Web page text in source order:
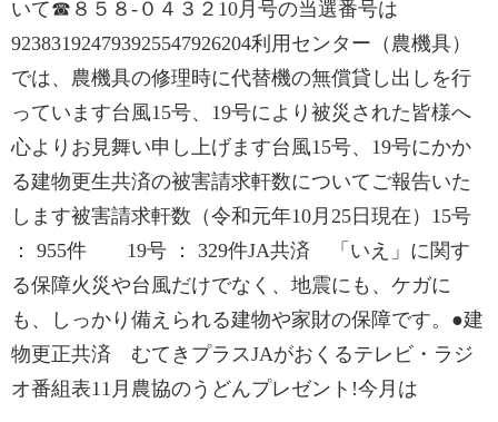
いて☎８５８-０４３２10月号の当選番号は
923831924793925547926204利用センター（農機具）
では、農機具の修理時に代替機の無償貸し出しを行
っています台風15号、19号により被災された皆様へ
心よりお見舞い申し上げます台風15号、19号にかか
る建物更生共済の被害請求軒数についてご報告いた
します被害請求軒数（令和元年10月25日現在）15号
： 955件 19号 ： 329件JA共済 「いえ」に関す
る保障火災や台風だけでなく、地震にも、ケガに
も、しっかり備えられる建物や家財の保障です。●建
物更正共済 むてきプラスJAがおくるテレビ・ラジ
オ番組表11月農協のうどんプレゼント!今月は